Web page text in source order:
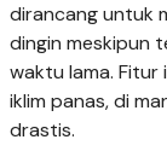
dirancang untuk
dingin meskipun
waktu lama.
iklim panas, di
drastis.